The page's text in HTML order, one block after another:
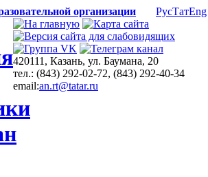
организации РусТатEng
420111, Казань, ул. Баумана, 20
тел.: (843) 292-02-72, (843) 292-40-34
email:an.rt@tatar.ru